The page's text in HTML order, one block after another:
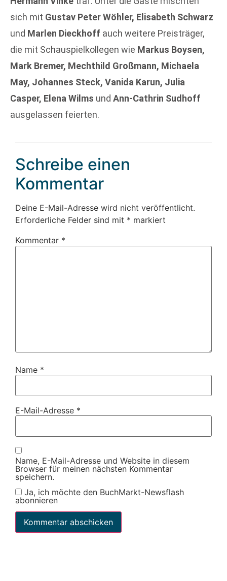
sich mit Gustav Peter Wöhler, Elisabeth Schwarz
und Marlen Dieckhoff auch weitere Preisträger,
die mit Schauspielkollegen wie Markus Boysen,
Mark Bremer, Mechthild Großmann, Michaela
May, Johannes Steck, Vanida Karun, Julia
Casper, Elena Wilms und Ann-Cathrin Sudhoff
ausgelassen feierten.
Schreibe einen
Kommentar
Deine E-Mail-Adresse wird nicht veröffentlicht.
Erforderliche Felder sind mit * markiert
Kommentar *
Name *
E-Mail-Adresse *
Name, E-Mail-Adresse und Website in diesem
Browser für meinen nächsten Kommentar
speichern.
Ja, ich möchte den BuchMarkt-Newsflash
abonnieren